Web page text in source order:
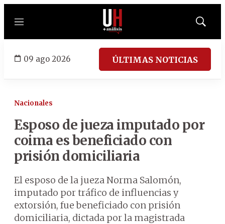
Menú
Mostrar
09 ago 2026 ÚLTIMAS NOTICIAS
Nacionales
Esposo de jueza imputado por
coima es beneficiado con
prisión domiciliaria
El esposo de la jueza Norma Salomón,
imputado por tráfico de influencias y
extorsión, fue beneficiado con prisión
domiciliaria, dictada por la magistrada